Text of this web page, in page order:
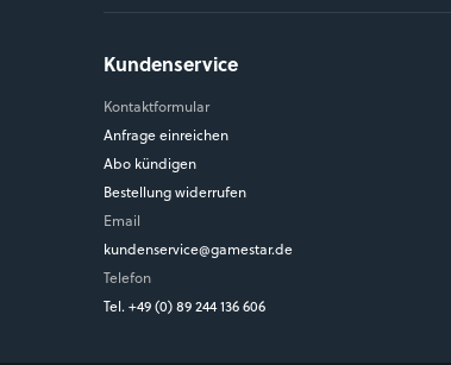
Kundenservice
Kontaktformular
Anfrage einreichen
Abo kündigen
Bestellung widerrufen
Email
kundenservice@gamestar.de
Telefon
Tel. +49 (0) 89 244 136 606